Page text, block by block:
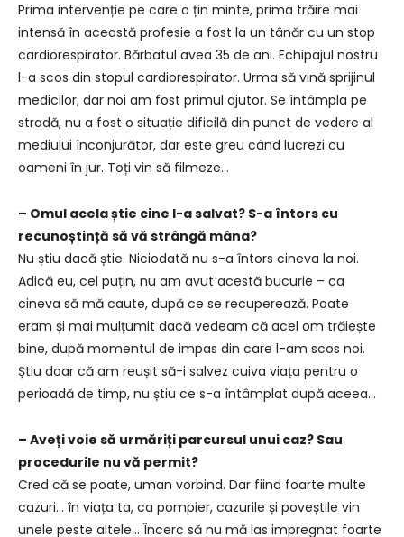
Prima intervenție pe care o țin minte, prima trăire mai
intensă în această profesie a fost la un tânăr cu un stop
cardiorespirator. Bărbatul avea 35 de ani. Echipajul nostru
l-a scos din stopul cardiorespirator. Urma să vină sprijinul
medicilor, dar noi am fost primul ajutor. Se întâmpla pe
stradă, nu a fost o situație dificilă din punct de vedere al
mediului înconjurător, dar este greu când lucrezi cu
oameni în jur. Toți vin să filmeze…
– Omul acela știe cine l-a salvat? S-a întors cu
recunoștință să vă strângă mâna?
Nu știu dacă știe. Niciodată nu s-a întors cineva la noi.
Adică eu, cel puțin, nu am avut acestă bucurie – ca
cineva să mă caute, după ce se recuperează. Poate
eram și mai mulțumit dacă vedeam că acel om trăiește
bine, după momentul de impas din care l-am scos noi.
Știu doar că am reușit să-i salvez cuiva viața pentru o
perioadă de timp, nu știu ce s-a întâmplat după aceea…
– Aveți voie să urmăriți parcursul unui caz? Sau
procedurile nu vă permit?
Cred că se poate, uman vorbind. Dar fiind foarte multe
cazuri… în viața ta, ca pompier, cazurile și poveștile vin
unele peste altele… Încerc să nu mă las impregnat foarte